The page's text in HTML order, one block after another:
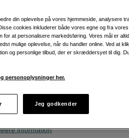
Forventet levering ca. 23-27
efter bestilling
: Vis lagersaldo
779-punkts hybrid autofokussystem
information
din oplevelse på vores hjemmeside, analysere
cookies inkluderer både vores egne og fra
at personalisere markedsføring. Vores mål er
mulige oplevelse, når du handler online. Ved at
og personlige tilbud, der er skræddersyet til dig.
personoplysninger her.
Jeg godkender